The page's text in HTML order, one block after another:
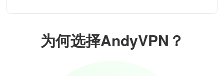
为何选择AndyVPN？